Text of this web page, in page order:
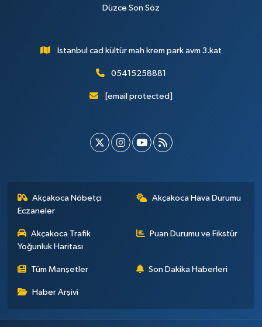
Düzce Son Söz
İstanbul cad kültür mah krem park avm 3.kat
05415258881
[email protected]
Akçakoca Nöbetçi
Eczaneler
Akçakoca Hava Durumu
Akçakoca Trafik
Yoğunluk Haritası
Puan Durumu ve Fikstür
Tüm Manşetler Son Dakika Haberleri
Haber Arşivi